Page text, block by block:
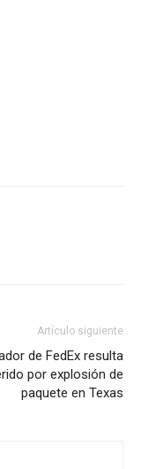
Artículo siguiente
de FedEx resulta
por explosión de
paquete en Texas